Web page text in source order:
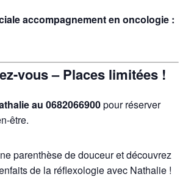
accompagnement en oncologie :
vous – Places limitées !
au 0682066900pour réserver
être.
parenthèse de douceur et découvrez
de la réflexologie avec Nathalie !